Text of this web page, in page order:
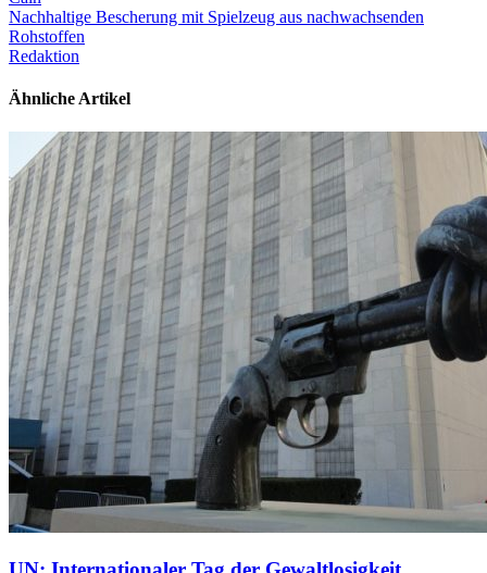
Nachhaltige Bescherung mit Spielzeug aus nachwachsenden
Rohstoffen
Redaktion
Ähnliche Artikel